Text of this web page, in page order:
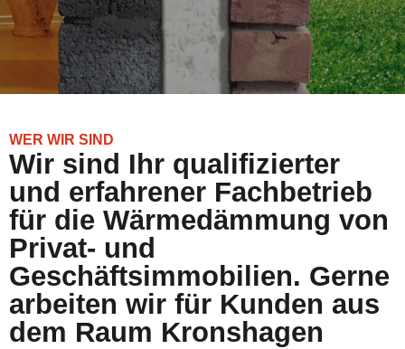
WER WIR SIND
Wir sind Ihr qualifizierter
und erfahrener Fachbetrieb
für die Wärmedämmung von
Privat- und
Geschäftsimmobilien. Gerne
arbeiten wir für Kunden aus
dem Raum Kronshagen